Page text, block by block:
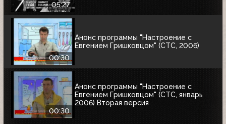
05:27
00:30
Анонс программы "Настроение с
Евгением Гришковцом" (СТС, 2006)
00:30
Анонс программы "Настроение с
Евгением Гришковцом" (СТС, январь
2006) Вторая версия